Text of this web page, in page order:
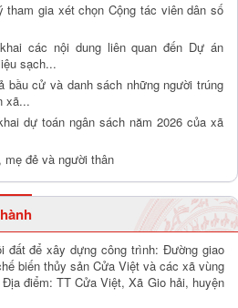
tham gia xét chọn Cộng tác viên dân số
các nội dung liên quan đến Dự án
sạch...
bầu cử và danh sách những người trúng
xã...
dự toán ngân sách năm 2026 của xã
đẻ và người thân
đất để xây dựng công trình: Đường giao
biến thủy sản Cửa Việt và các xã vùng
điểm: TT Cửa Việt, Xã Gio hải, huyện